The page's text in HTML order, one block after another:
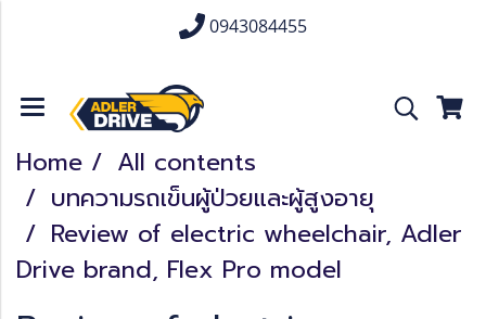
0943084455
Home
All contents
บทความรถเข็นผู้ป่วยและผู้สูงอายุ
Review of electric wheelchair, Adler
Drive brand, Flex Pro model